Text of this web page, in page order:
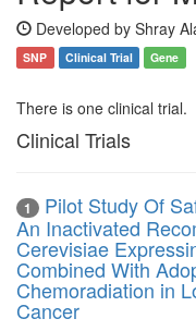
Developed by Shray
SNP Clinical Trial Gene
There is one clinical trial.
Clinical Trials
1
Pilot Study Of
An Inactivated
Cerevisiae
Combined With
Chemoradiation in
Cancer